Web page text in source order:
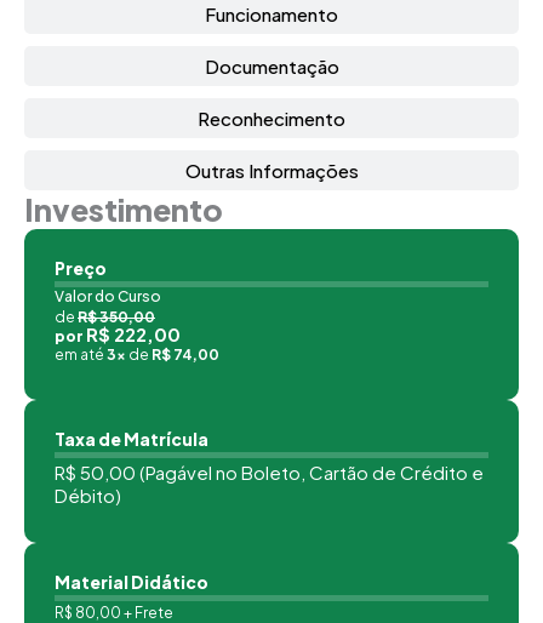
Funcionamento
Documentação
Reconhecimento
Outras Informações
Investimento
Preço
Valor do Curso
de R$ 350,00
por R$ 222,00
em até 3x de R$ 74,00
Taxa de Matrícula
R$ 50,00 (Pagável no Boleto, Cartão de Crédito e
Débito)
Material Didático
R$ 80,00 + Frete